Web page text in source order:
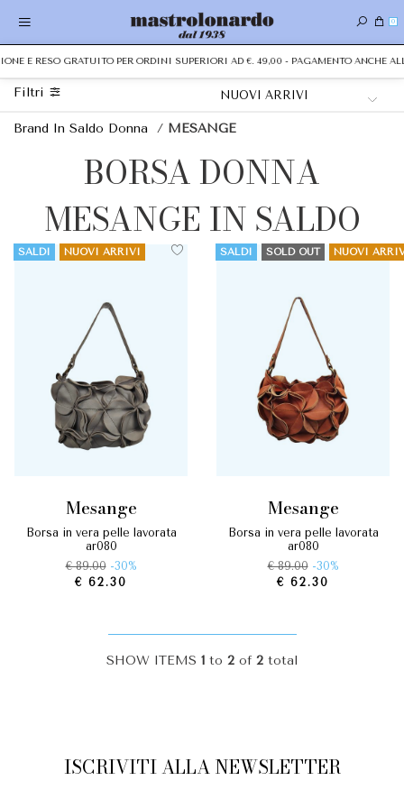
0
E RESO GRATUITO PER ORDINI SUPERIORI AD €. 49,00 - PAGAMENTO ANCHE
Filtri
Brand In Saldo Donna / MESANGE
BORSA DONNA
MESANGE IN SALDO
SALDI NUOVI ARRIVI
mesange
borsa in vera pelle lavorata
ar080
€ 89.00 -30%
€ 62.30
SALDI SOLD OUT NUOVI
mesange
borsa in vera pelle lavorata
ar080
€ 89.00 -30%
€ 62.30
SHOW ITEMS 1 to 2 of 2 total
ISCRIVITI ALLA NEWSLETTER